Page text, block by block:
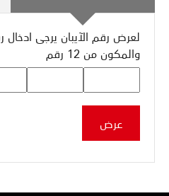
لعرض رقم الآيبان يرجى
والمكون من 12 رقم
عرض